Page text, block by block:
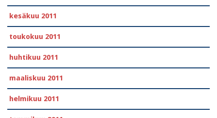
kesäkuu 2011
toukokuu 2011
huhtikuu 2011
maaliskuu 2011
helmikuu 2011